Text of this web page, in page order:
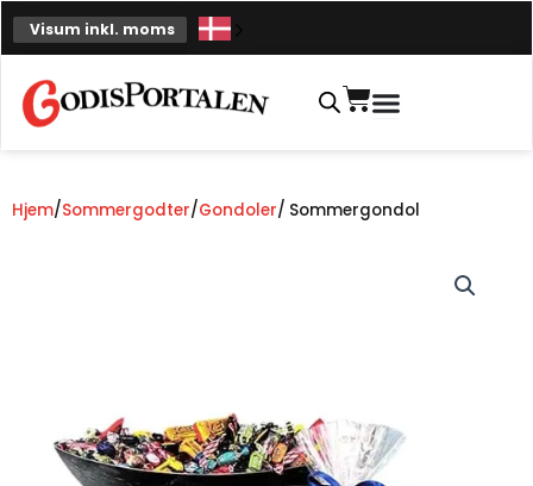
Spring
til
Visum inkl. moms
Indkøbskurv
Hjem/Sommergodter/Gondoler/ Sommergondol